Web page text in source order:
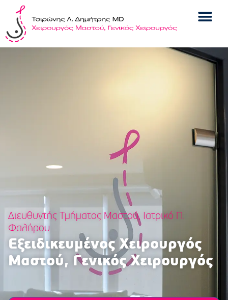
Διευθυντής Τμήματος Μαστού, Ιατρικό Π.
Φαλήρου
Εξειδικευμένος Χειρουργός
Μαστού, Γενικός Χειρουργός